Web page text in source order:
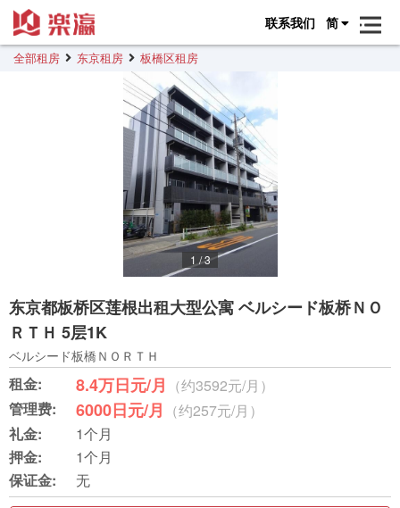
联系我们 简
全部租房 东京租房 板橋区租房
1 /3
东京都板桥区莲根出租大型公寓 ベルシード板桥ＮＯ
ＲＴＨ 5层1K
ベルシード板橋ＮＯＲＴＨ
租金: 8.4万日元/月 （约3592元/月）
管理费:
6000日元/月 （约257元/月）
礼金:
1个月
押金:
1个月
保证金:
无